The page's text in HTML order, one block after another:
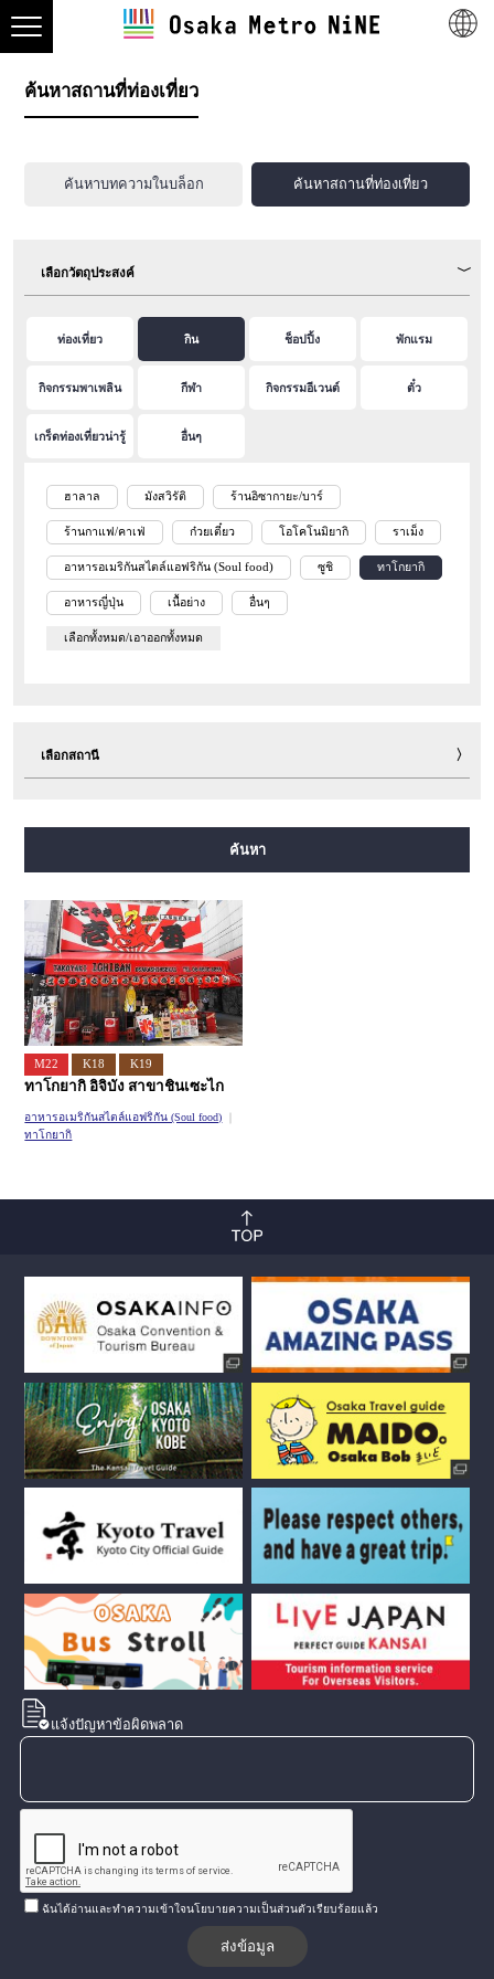
ค้นหาสถานที่ท่องเที่ยว
ค้นหาบทความในบล็อก ค้นหาสถานที่ท่องเที่ยว
เลือกวัตถุประสงค์
ท่องเที่ยว กิน ช็อปปิ้ง พักแรม
กิจกรรมพาเพลิน กีฬา กิจกรรมอีเวนต์ ตั๋ว
เกร็ดท่องเที่ยวน่ารู้ อื่นๆ
ฮาลาล มังสวิรัติ ร้านอิซากายะ/บาร์
ร้านกาแฟ/คาเฟ่ ก๋วยเตี๋ยว โอโคโนมิยากิ ราเม็ง
อาหารอเมริกันสไตล์แอฟริกัน (Soul food) ซูชิ ทาโกยากิ
อาหารญี่ปุ่น เนื้อย่าง อื่นๆ
เลือกทั้งหมด/เอาออกทั้งหมด
เลือกสถานี
สายอิมาซาโตะซุจิ สายนิวแทรม
ค้นหา
M22 K18 K19
ทาโกยากิ อิจิบัง สาขาชินเซะไก
อาหารอเมริกันสไตล์แอฟริกัน (Soul food)
ทาโกยากิ
แจ้งปัญหาข้อผิดพลาด
ฉันได้อ่านและทำความเข้าใจนโยบายความเป็นส่วนตัวเรียบร้อยแล้ว